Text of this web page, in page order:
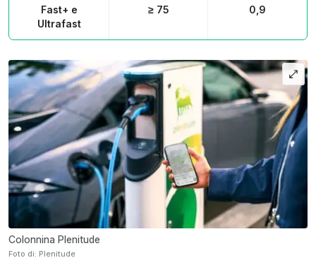
Fast+ e
Ultrafast
≥ 75 0,9
Colonnina Plenitude
Foto di: Plenitude